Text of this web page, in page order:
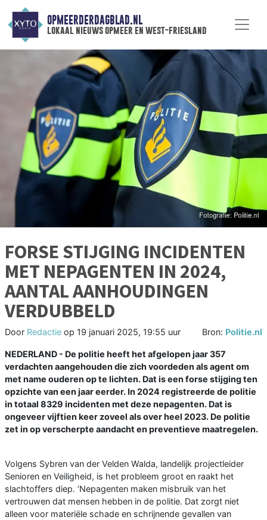
OPMEERDERDAGBLAD.NL
lokaal nieuws opmeer en west-friesland
FORSE STIJGING INCIDENTEN
MET NEPAGENTEN IN 2024,
AANTAL AANHOUDINGEN
VERDUBBELD
Door Redactie op 19 januari 2025, 19:55 uur Bron: Politie.nl
NEDERLAND - De politie heeft het afgelopen jaar 357
verdachten aangehouden die zich voordeden als agent om
met name ouderen op te lichten. Dat is een forse stijging ten
opzichte van een jaar eerder. In 2024 registreerde de politie
in totaal 8329 incidenten met deze nepagenten. Dat is
ongeveer vijftien keer zoveel als over heel 2023. De politie
zet in op verscherpte aandacht en preventieve maatregelen.
Volgens Sybren van der Velden Walda, landelijk projectleider
Senioren en Veiligheid, is het probleem groot en raakt het
slachtoffers diep. ‘Nepagenten maken misbruik van het
vertrouwen dat mensen hebben in de politie. Dat zorgt niet
alleen voor materiële schade en schrijnende gevallen van